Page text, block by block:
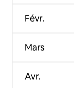
Févr.
Mars
Avr.